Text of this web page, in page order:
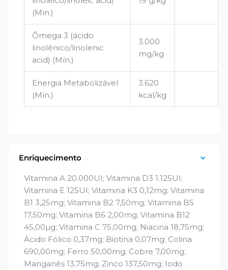
(Mín.)
Ômega 3 (ácido
linolênico/linolenic
acid) (Mín.)
3.000
mg/kg
Energia Metabolizável
(Mín.)
3.620
kcal/kg
Enriquecimento
Vitamina A 20.000UI; Vitamina D3 1.125UI;
Vitamina E 125UI; Vitamina K3 0,12mg; Vitamina
B1 3,25mg; Vitamina B2 7,50mg; Vitamina B5
17,50mg; Vitamina B6 2,00mg; Vitamina B12
45,00µg; Vitamina C 75,00mg; Niacina 18,75mg;
Ácido Fólico 0,37mg; Biotina 0,07mg; Colina
690,00mg; Ferro 50,00mg; Cobre 7,00mg;
Manganês 13,75mg; Zinco 137,50mg; Iodo